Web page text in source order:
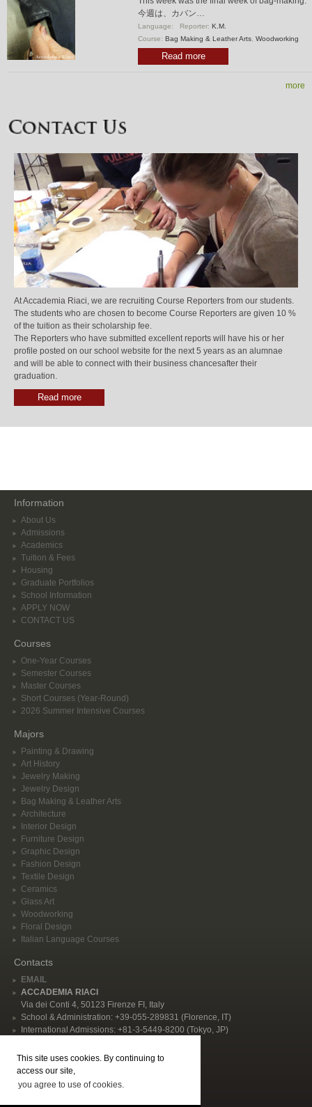
This site uses cookies. By continuing to
access our site,
you agree to use of cookies.
今週は、カバン…
Language: Reporter: K.M.
Course: Bag Making & Leather Arts, Woodworking
Read more
more
At Accademia Riaci, we are recruiting Course Reporters from our students.
The students who are chosen to become Course Reporters are given 10 %
of the tuition as their scholarship fee.
The Reporters who have submitted excellent reports will have his or her
profile posted on our school website for the next 5 years as an alumnae
and will be able to connect with their business chancesafter their
graduation.
Read more
Information
About Us
Admissions
Academics
Tuition & Fees
Housing
Graduate Portfolios
School Information
APPLY NOW
CONTACT US
Courses
One-Year Courses
Semester Courses
Master Courses
Short Courses (Year-Round)
2026 Summer Intensive Courses
Majors
Painting & Drawing
Art History
Jewelry Making
Jewelry Design
Bag Making & Leather Arts
Architecture
Interior Design
Furniture Design
Graphic Design
Fashion Design
Textile Design
Ceramics
Glass Art
Woodworking
Floral Design
Italian Language Courses
Contacts
EMAIL
ACCADEMIA RIACI
Via dei Conti 4, 50123 Firenze FI, Italy
School & Administration: +39-055-289831 (Florence, IT)
International Admissions: +81-3-5449-8200 (Tokyo, JP)
© 2026 Accademia Riaci. All rights reserved, P.I. IT02344480484 | "Accademia